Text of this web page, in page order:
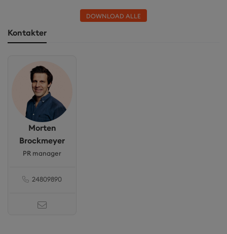
DOWNLOAD ALLE
Kontakter
Morten
Brockmeyer
PR manager
24809890